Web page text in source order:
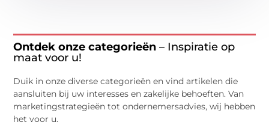
Ontdek onze categorieën – Inspiratie op
maat voor u!
Duik in onze diverse categorieën en vind artikelen die
aansluiten bij uw interesses en zakelijke behoeften. Van
marketingstrategieën tot ondernemersadvies, wij hebben
het voor u.